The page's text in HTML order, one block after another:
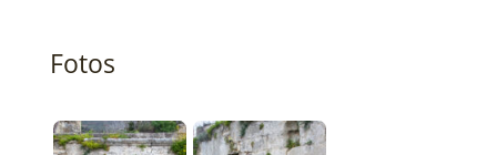
Fotos